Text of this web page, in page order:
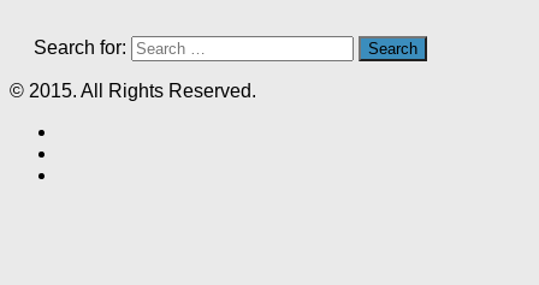
Search for:
© 2015. All Rights Reserved.